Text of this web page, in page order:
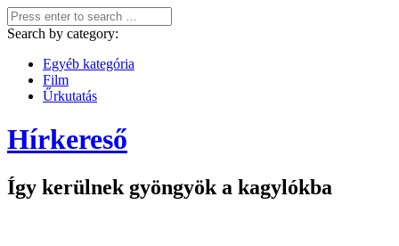
Search by category:
Egyéb kategória
Film
Űrkutatás
Hírkereső
Így kerülnek gyöngyök a kagylókba